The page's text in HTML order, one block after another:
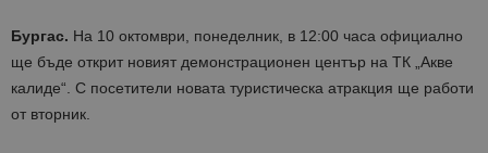
Бургас. На 10 октомври, понеделник, в 12:00 часа официално
ще бъде открит новият демонстрационен център на ТК „Акве
калиде“. С посетители новата туристическа атракция ще работи
от вторник.